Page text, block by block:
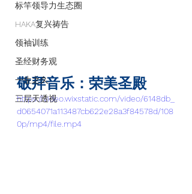
标竿领导力生态圈
HAKA复兴祷告
领袖训练
圣经财务观
一生之久
三层天透视
敬拜音乐：荣美圣殿
https://video.wixstatic.com/video/6148db_
d0654071a113487cb622e28a3f84578d/108
0p/mp4/file.mp4